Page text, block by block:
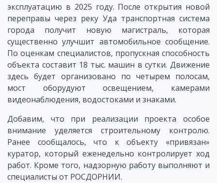
эксплуатацию в 2025 году. После открытия новой
переправы через реку Уда транспортная система
города получит новую магистраль, которая
существенно улучшит автомобильное сообщение.
По оценкам специалистов, пропускная способность
объекта составит 18 тыс. машин в сутки. Движение
здесь будет организовано по четырем полосам,
мост оборудуют освещением, камерами
видеонаблюдения, водостоками и знаками.
Добавим, что при реализации проекта особое
внимание уделяется строительному контролю.
Ранее сообщалось, что к объекту «привязан»
куратор, который еженедельно контролирует ход
работ. Кроме того, надзорную работу выполняют и
специалисты от РОСДОРНИИ.